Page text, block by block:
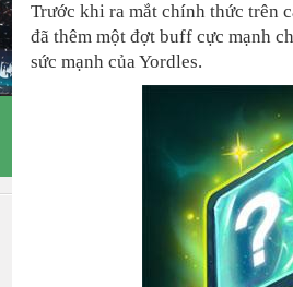
Trước khi ra mắt chính thức trên
đã thêm một đợt buff cực mạnh
sức mạnh của Yordles.